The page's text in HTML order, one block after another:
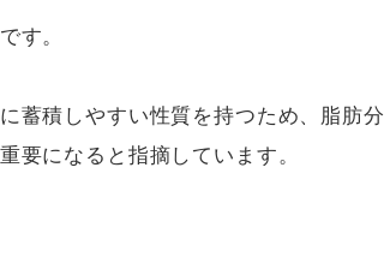
す。
蓄積しやすい性質を持つため、脂肪分
要になると指摘しています。